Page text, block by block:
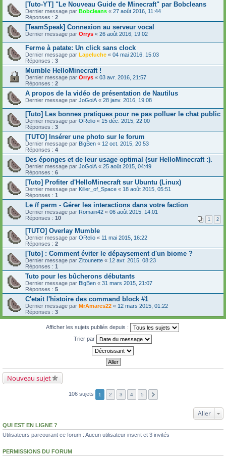
[Tuto-YT] "Le Nouveau Guide de Minecraft" par Bobcleans
Dernier message par Bobcleans « 27 août 2016, 11:44
Réponses : 2
[TeamSpeak] Connexion au serveur vocal
Dernier message par Orrys « 26 août 2016, 19:02
Ferme à patate: Un click sans clock
Dernier message par Lapeluche « 04 mai 2016, 15:03
Réponses : 3
Mumble HelloMinecraft !
Dernier message par Orrys « 03 avr. 2016, 21:57
Réponses : 2
A propos de la vidéo de présentation de Nautilus
Dernier message par JoGoiA « 28 janv. 2016, 19:08
[Tuto] Les bonnes pratiques pour ne pas polluer le chat public
Dernier message par ORelio « 15 déc. 2015, 22:00
Réponses : 3
[TUTO] Insérer une photo sur le forum
Dernier message par BigBen « 12 oct. 2015, 20:53
Réponses : 4
Des éponges et de leur usage optimal (sur HelloMinecraft :).
Dernier message par JoGoiA « 25 août 2015, 04:49
Réponses : 6
[Tuto] Profiter d'HelloMinecraft sur Ubuntu (Linux)
Dernier message par Killer_of_Space « 18 août 2015, 05:51
Réponses : 1
Le /f perm - Gérer les interactions dans votre faction
Dernier message par Romain42 « 06 août 2015, 14:01
Réponses : 10 1 2
[TUTO] Overlay Mumble
Dernier message par ORelio « 11 mai 2015, 16:22
Réponses : 2
[Tuto] : Comment éviter le dépaysement d'un biome ?
Dernier message par Zitounette « 12 avr. 2015, 08:23
Réponses : 1
Tuto pour les bûcherons débutants
Dernier message par BigBen « 31 mars 2015, 21:07
Réponses : 5
C'etait l'histoire des command block #1
Dernier message par MrAmares22 « 12 mars 2015, 01:22
Réponses : 3
Afficher les sujets publiés depuis :
Trier par
Nouveau sujet
106 sujets 1 2 3 4 5
Aller
QUI EST EN LIGNE ?
Utilisateurs parcourant ce forum : Aucun utilisateur inscrit et 3 invités
PERMISSIONS DU FORUM